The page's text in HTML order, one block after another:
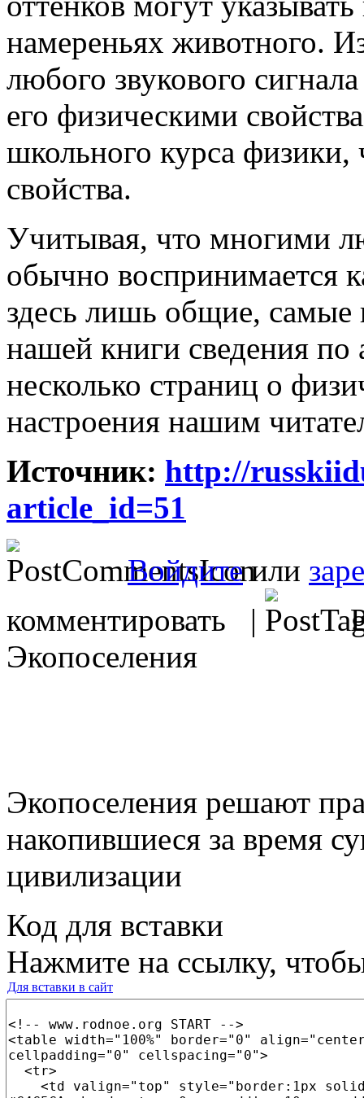
намереньях животного.
любого звукового
его физическими
школьного курса физики,
свойства.
Учитывая, что многими
обычно воспринимается
здесь лишь общие,
нашей книги сведения
несколько страниц о
настроения нашим
Источник: http://
article_id=51
Войдитеили
комментировать |
Экопоселения
Экопоселения решают
накопившиеся за время
цивилизации
Код для вставки
Нажмите на ссылку,
Для вставки в сайт